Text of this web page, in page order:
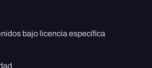
bajo licencia específica